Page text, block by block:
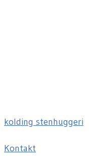
kolding stenhuggeri
Kontakt